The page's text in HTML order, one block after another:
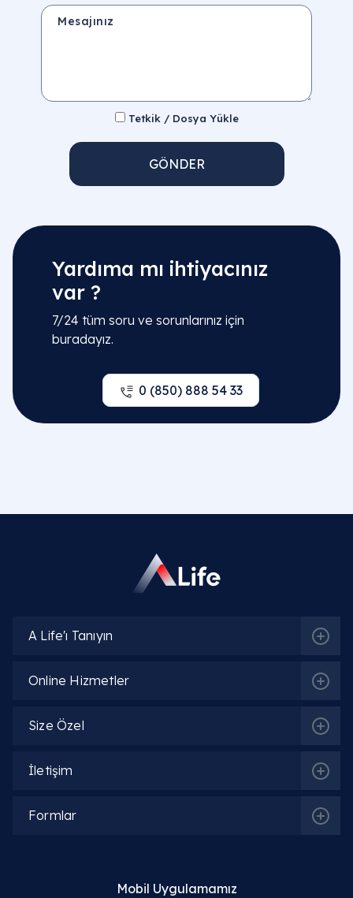
Mesajınız
Tetkik / Dosya Yükle
GÖNDER
Yardıma mı ihtiyacınız
var ?
7/24 tüm soru ve sorunlarınız için
buradayız.
0 (850) 888 54 33
A Life'ı Tanıyın
Online Hizmetler
Size Özel
İletişim
Formlar
Mobil Uygulamamız